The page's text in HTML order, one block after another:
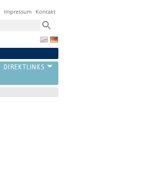
Impressum Kontakt